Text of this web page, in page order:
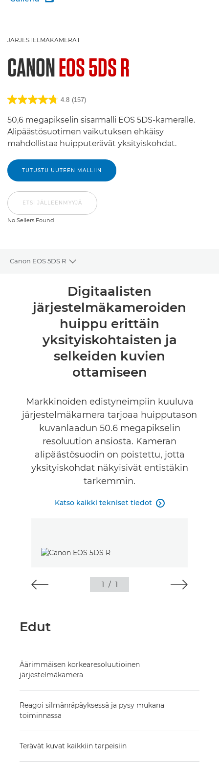
JÄRJESTELMÄKAMERAT
CANONEOS 5DS R
4.8 (157)
50,6 megapikselin sisarmalli EOS 5DS-kameralle.
Alipäästösuotimen vaikutuksen ehkäisy
mahdollistaa huipputerävät yksityiskohdat.
TUTUSTU UUTEEN MALLIIN
ETSI JÄLLEENMYYJÄ
No Sellers Found
Canon EOS 5DS R
Toggle breadcrumbs
Tekniset tiedot
ETSI JÄLLEENMYYJÄ
Digitaalisten
järjestelmäkameroiden
huippu erittäin
yksityiskohtaisten ja
selkeiden kuvien
ottamiseen
Markkinoiden edistyneimpiin kuuluva
järjestelmäkamera tarjoaa huipputason
kuvanlaadun 50.6 megapikselin
resoluution ansiosta. Kameran
alipäästösuodin on poistettu, jotta
yksityiskohdat näkyisivät entistäkin
tarkemmin.
Katso kaikki tekniset tiedot 
1 / 1
Edut
Äärimmäisen korkearesoluutioinen
järjestelmäkamera
Reagoi silmänräpäyksessä ja pysy mukana
toiminnassa
Terävät kuvat kaikkiin tarpeisiin